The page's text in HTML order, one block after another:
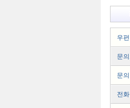
우
문
문
전